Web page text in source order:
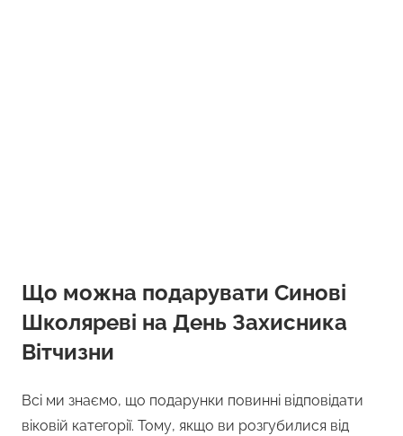
Що можна подарувати Синові
Школяреві на День Захисника
Вітчизни
Всі ми знаємо, що подарунки повинні відповідати
віковій категорії. Тому, якщо ви розгубилися від